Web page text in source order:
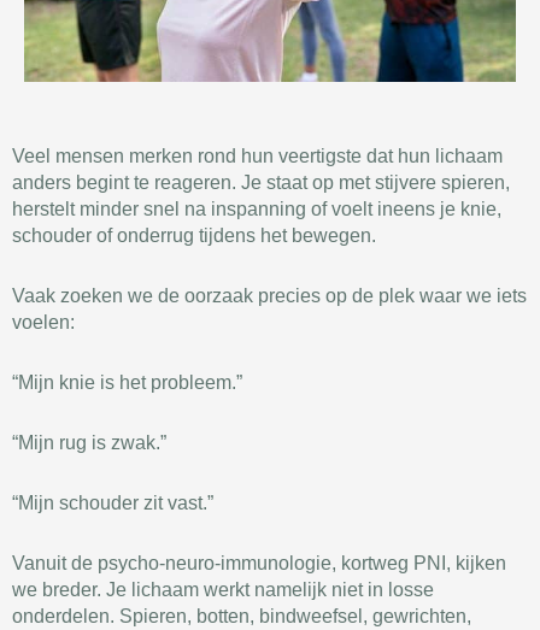
Veel mensen merken rond hun veertigste dat hun lichaam
anders begint te reageren. Je staat op met stijvere spieren,
herstelt minder snel na inspanning of voelt ineens je knie,
schouder of onderrug tijdens het bewegen.
Vaak zoeken we de oorzaak precies op de plek waar we iets
voelen:
“Mijn knie is het probleem.”
“Mijn rug is zwak.”
“Mijn schouder zit vast.”
Vanuit de psycho-neuro-immunologie, kortweg PNI, kijken
we breder. Je lichaam werkt namelijk niet in losse
onderdelen. Spieren, botten, bindweefsel, gewrichten,